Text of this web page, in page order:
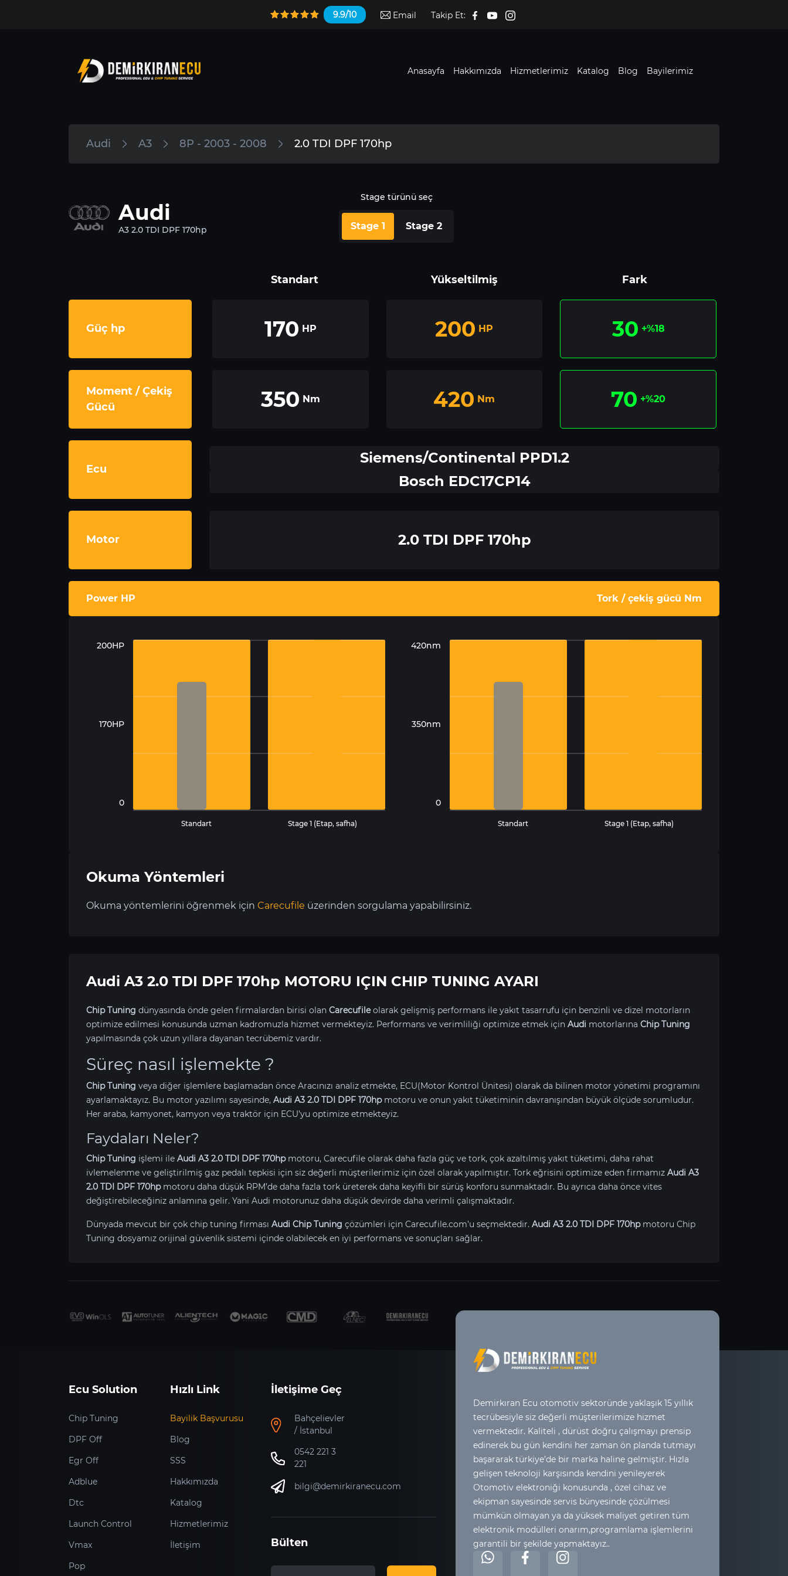
9.9/10 Email Takip Et:
Anasayfa Hakkımızda Hizmetlerimiz Katalog Blog Bayilerimiz
Audi A3 8P - 2003 - 2008 2.0 TDI DPF 170hp
Audi
A3 2.0 TDI DPF 170hp
Stage türünü seç
Stage 1 Stage 2
Standart Yükseltilmiş Fark
Güç hp 170 HP 200 HP 30 +%18
Moment / Çekiş
Gücü
350 Nm 420 Nm 70 +%20
Ecu
Siemens/Continental PPD1.2
Bosch EDC17CP14
Motor 2.0 TDI DPF 170hp
Power HP Tork / çekiş gücü Nm
200HP
170HP
0
Standart Stage 1 (Etap, safha)
420nm
350nm
0
Standart Stage 1 (Etap, safha)
Okuma Yöntemleri
Okuma yöntemlerini öğrenmek için Carecufile üzerinden sorgulama yapabilirsiniz.
Audi A3 2.0 TDI DPF 170hp MOTORU IÇIN CHIP TUNING AYARI
Chip Tuning dünyasında önde gelen firmalardan birisi olan Carecufileolarak gelişmiş performans ile yakıt tasarrufu için benzinli ve dizel motorların
optimize edilmesi konusunda uzman kadromuzla hizmet vermekteyiz. Performans ve verimliliği optimize etmek için Audi motorlarına Chip Tuning
yapılmasında çok uzun yıllara dayanan tecrübemiz vardır.
Süreç nasıl işlemekte ?
Chip Tuning veya diğer işlemlere başlamadan önce Aracınızı analiz etmekte, ECU(Motor Kontrol Ünitesi) olarak da bilinen motor yönetimi programını
ayarlamaktayız. Bu motor yazılımı sayesinde, Audi A3 2.0 TDI DPF 170hpmotoru ve onun yakıt tüketiminin davranışından büyük ölçüde sorumludur.
Her araba, kamyonet, kamyon veya traktör için ECU’yu optimize etmekteyiz.
Faydaları Neler?
Chip Tuning işlemi ile Audi A3 2.0 TDI DPF 170hpmotoru, Carecufile olarak daha fazla güç ve tork, çok azaltılmış yakıt tüketimi, daha rahat
ivlemelenme ve geliştirilmiş gaz pedalı tepkisi için siz değerli müşterilerimiz için özel olarak yapılmıştır. Tork eğrisini optimize eden firmamız Audi A3
2.0 TDI DPF 170hpmotoru daha düşük RPM’de daha fazla tork üreterek daha keyifli bir sürüş konforu sunmaktadır. Bu ayrıca daha önce vites
değiştirebileceğiniz anlamına gelir. Yani Audi motorunuz daha düşük devirde daha verimli çalışmaktadır.
Dünyada mevcut bir çok chip tuning firması Audi Chip Tuning çözümleri için Carecufile.com’u seçmektedir. Audi A3 2.0 TDI DPF 170hpmotoru Chip
Tuning dosyamız orijinal güvenlik sistemi içinde olabilecek en iyi performans ve sonuçları sağlar.
Ecu Solution
Chip Tuning
DPF Off
Egr Off
Adblue
Dtc
Launch Control
Vmax
Pop
Hızlı Link
Bayilik Başvurusu
Blog
SSS
Hakkımızda
Katalog
Hizmetlerimiz
İletişim
İletişime Geç
Bahçelievler
/ İstanbul
0542 221 3
221
bilgi@demirkiranecu.com
Bülten
Demirkıran Ecu otomotiv sektoründe yaklaşık 15 yıllık
tecrübesiyle siz değerli müşterilerimize hizmet
vermektedir. Kaliteli , dürüst doğru çalışmayı prensip
edinerek bu gün kendini her zaman ön planda tutmayı
başararak türkiye’de bir marka haline gelmiştir. Hızla
gelişen teknoloji karşısında kendini yenileyerek
Otomotiv elektroniği konusunda , özel cihaz ve
ekipman sayesinde servis bünyesinde çözülmesi
mümkün olmayan ya da yüksek maliyet getiren tüm
elektronik modülleri onarım,programlama işlemlerini
garantili bir şekilde yapmaktayız..